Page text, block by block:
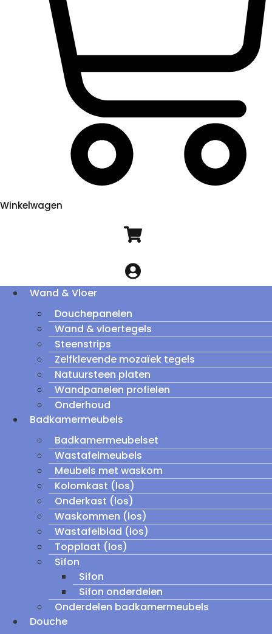
Winkelwagen
Wand & Vloer
Douchepanelen
Wand & vloertegels
Steenstrips
Zelfklevende mozaïek tegels
Natuursteen platen
Wandpanelen profielen
Onderhoud
Badkamermeubels
Badkamermeubelset
Wastafelmeubels
Meubels met waskom
Kolomkast (los)
Onderkast (los)
Waskommen (los)
Wastafelblad (los)
Topplaat (los)
Sifon
Sifon
Sifon onderdelen
Onderdelen badkamermeubels
Douche